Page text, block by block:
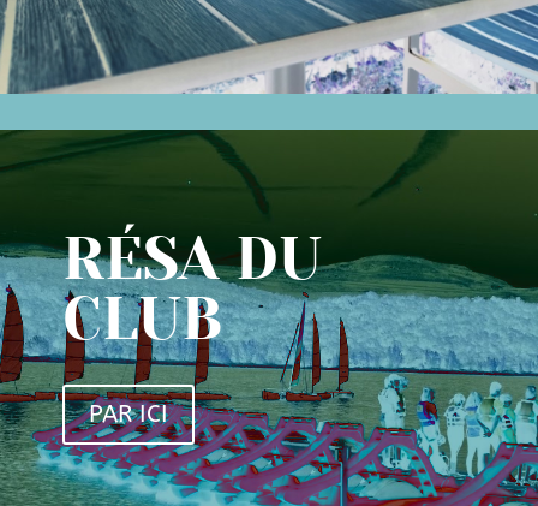
RÉSA DU
CLUB
PAR ICI